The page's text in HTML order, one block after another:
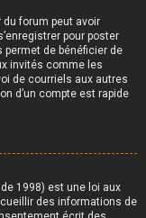
forum peut avoir
pour poster
permet de bénéficier de
invités comme les
de courriels aux autres
d’un compte est rapide
1998) est une loi aux
des informations de